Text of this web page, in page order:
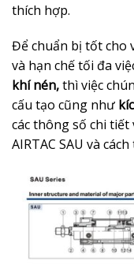
thích hợp.
Để chuẩn bị tốt cho
và hạn chế tối đa
khí nén,thì việc
cấu tạo cũng như
các thông số chi tiết
AIRTAC SAU và